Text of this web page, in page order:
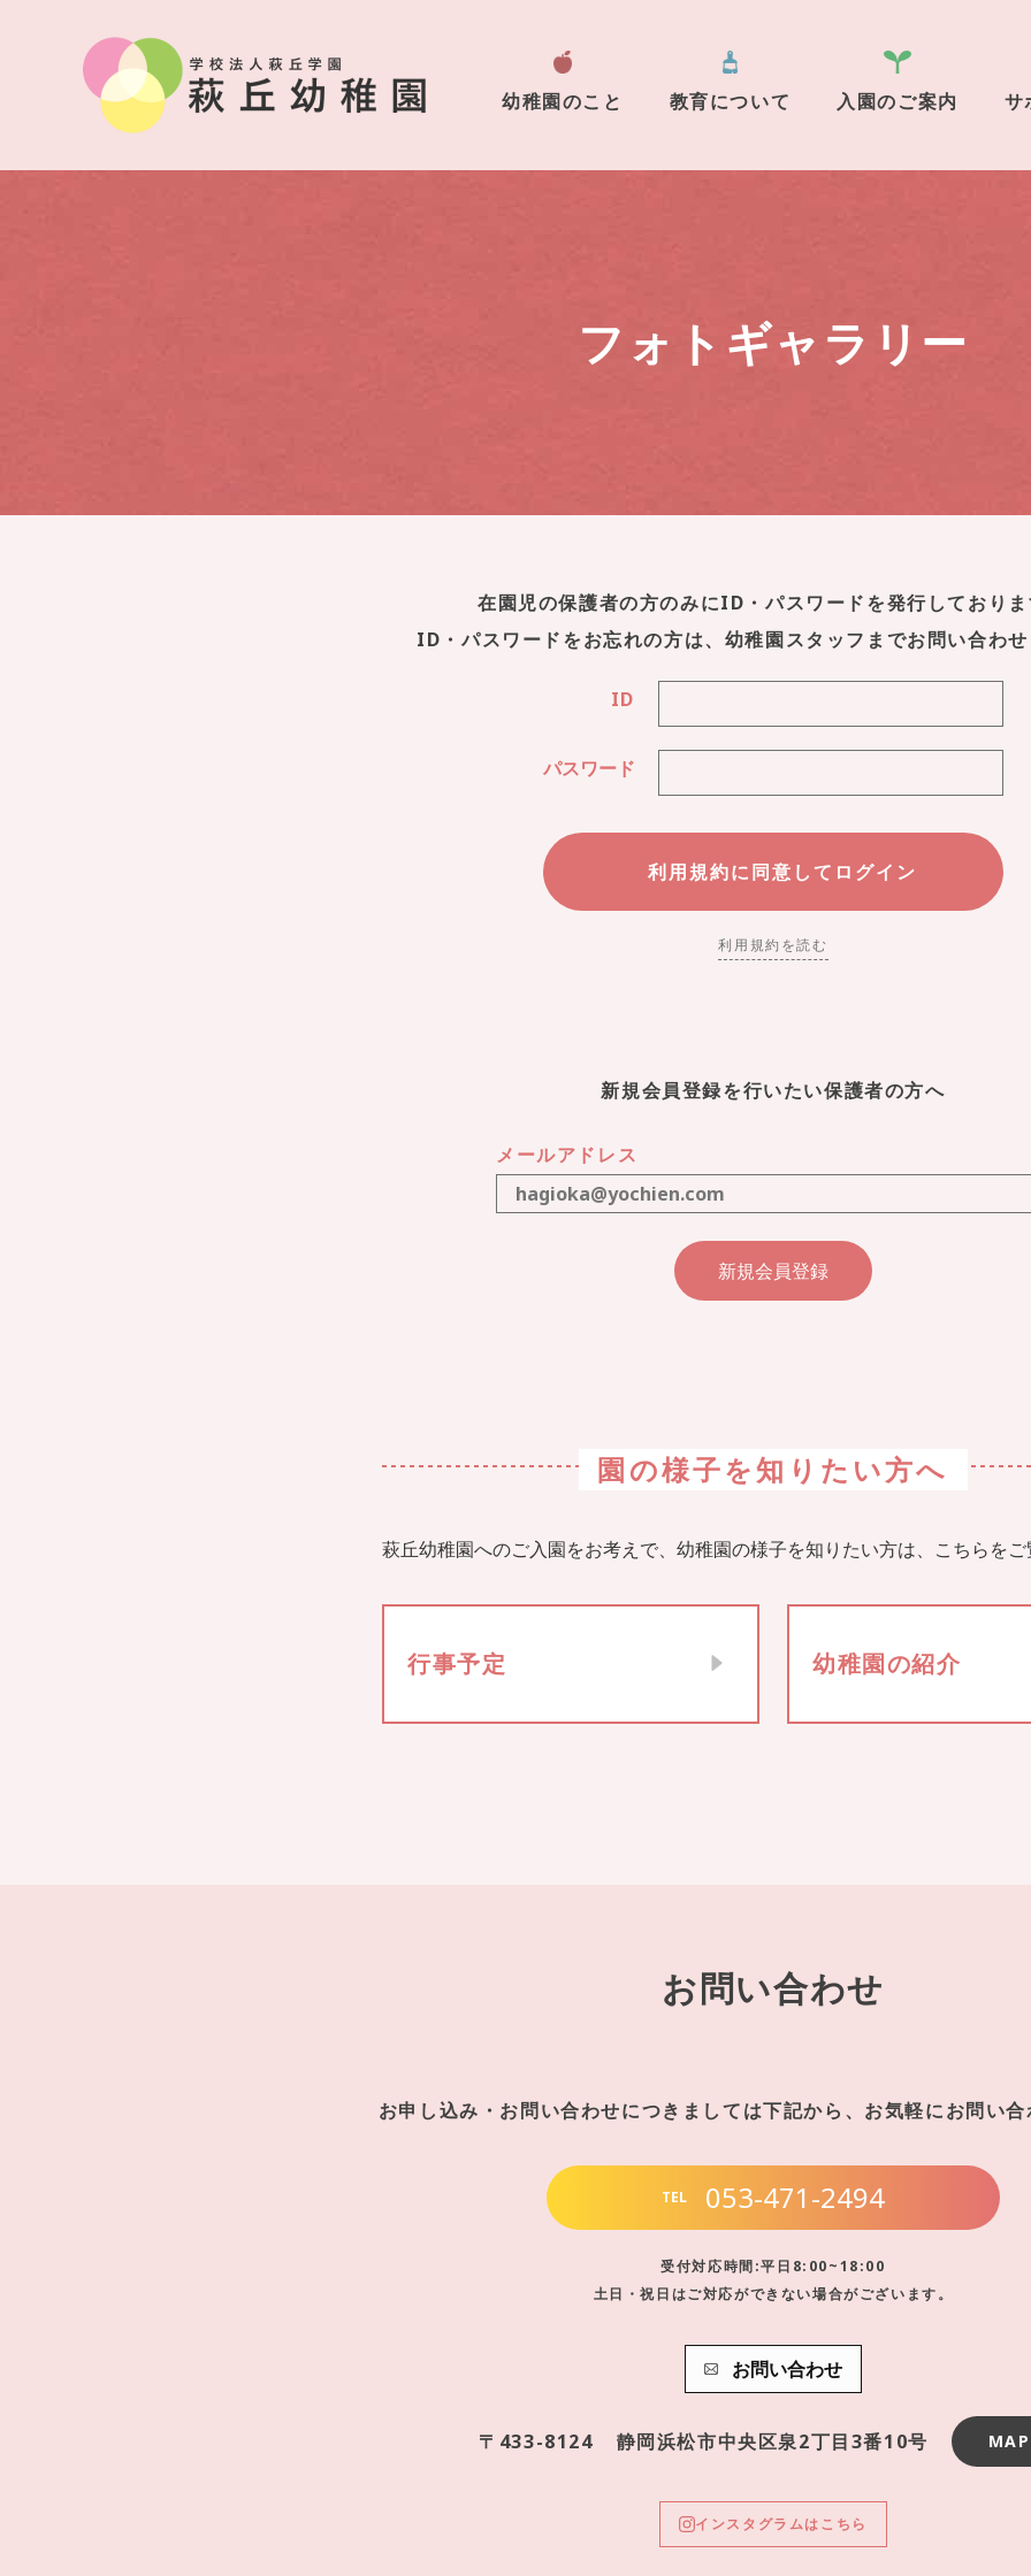
幼稚園のこと 教育について 入園のご案内 サ
フォトギャラリー
在園児の保護者の方のみにID・パスワードを発行しておりま
ID・パスワードをお忘れの方は、幼稚園スタッフまでお問い合わせ
ID
パスワード
利用規約を読む
新規会員登録を行いたい保護者の方へ
メールアドレス
園の様子を知りたい方へ
萩丘幼稚園へのご入園をお考えで、幼稚園の様子を知りたい方は、こちらをご
行事予定 幼稚園の紹介
お問い合わせ
お申し込み・お問い合わせにつきましては下記から、お気軽にお問い合
TEL 053-471-2494
受付対応時間:平日8:00~18:00
土日・祝日はご対応ができない場合がございます。
お問い合わせ
〒433-8124 静岡浜松市中央区泉2丁目3番10号 MAP
インスタグラムはこちら